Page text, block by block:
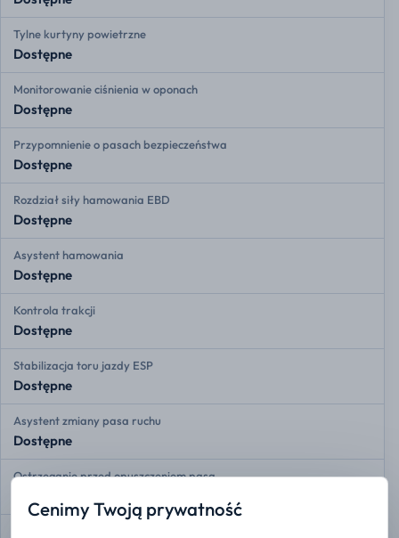
Tylne kurtyny powietrzne
Dostępne
Monitorowanie ciśnienia w oponach
Dostępne
Przypomnienie o pasach bezpieczeństwa
Dostępne
Rozdział siły hamowania EBD
Dostępne
Asystent hamowania
Dostępne
Kontrola trakcji
Dostępne
Stabilizacja toru jazdy ESP
Dostępne
Asystent zmiany pasa ruchu
Dostępne
Ostrzeganie przed opuszczeniem pasa
Cenimy Twoją prywatność